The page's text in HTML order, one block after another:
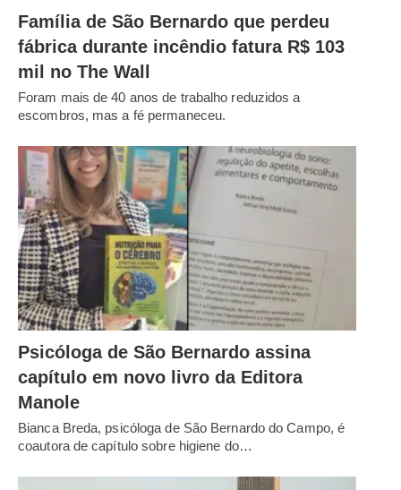
Família de São Bernardo que perdeu
fábrica durante incêndio fatura R$ 103
mil no The Wall
Foram mais de 40 anos de trabalho reduzidos a
escombros, mas a fé permaneceu.
Psicóloga de São Bernardo assina
capítulo em novo livro da Editora
Manole
Bianca Breda, psicóloga de São Bernardo do Campo, é
coautora de capítulo sobre higiene do…